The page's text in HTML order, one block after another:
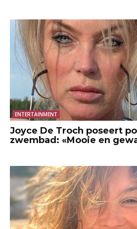
ENTERTAINMENT
Joyce De Troch poseert
zwembad: «Mooie en